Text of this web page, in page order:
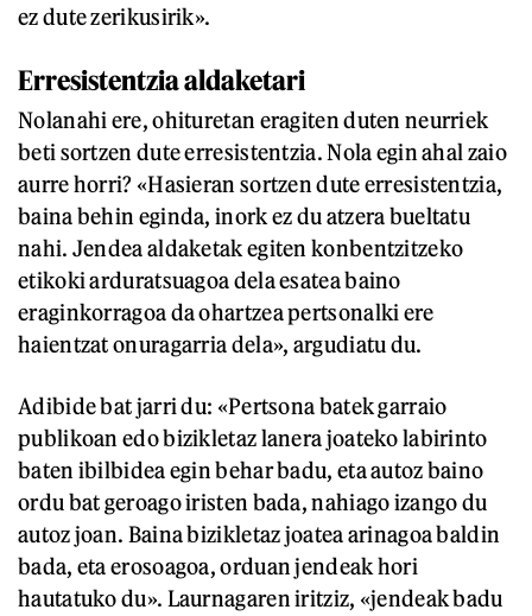
ez dute zerikusirik».
Erresistentzia aldaketari
Nolanahi ere, ohituretan eragiten duten neurriek
beti sortzen dute erresistentzia. Nola egin ahal zaio
aurre horri? «Hasieran sortzen dute erresistentzia,
baina behin eginda, inork ez du atzera bueltatu
nahi. Jendea aldaketak egiten konbentzitzeko
etikoki arduratsuagoa dela esatea baino
eraginkorragoa da ohartzea pertsonalki ere
haientzat onuragarria dela», argudiatu du.
Adibide bat jarri du: «Pertsona batek garraio
publikoan edo bizikletaz lanera joateko labirinto
baten ibilbidea egin behar badu, eta autoz baino
ordu bat geroago iristen bada, nahiago izango du
autoz joan. Baina bizikletaz joatea arinagoa baldin
bada, eta erosoagoa, orduan jendeak hori
hautatuko du». Laurnagaren iritziz, «jendeak badu